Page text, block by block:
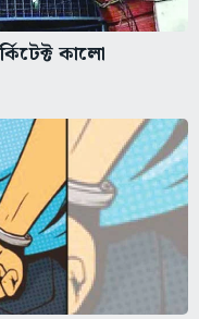
কালো